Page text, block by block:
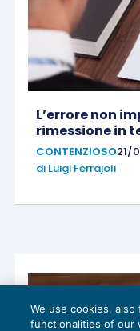
L’errore non
rimessione in
CONTENZIOSO21/
di Luigi Ferrajoli
We use cookies,
functionalities of our